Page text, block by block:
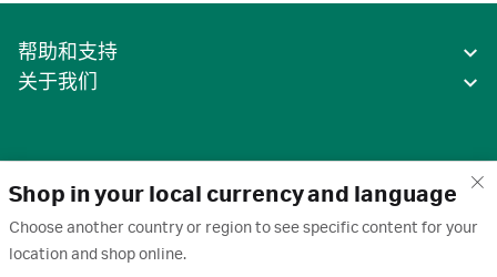
Shop in your local currency and language
Choose another country or region to see specific content for your
location and shop online.
帮助和支持
关于我们
中国